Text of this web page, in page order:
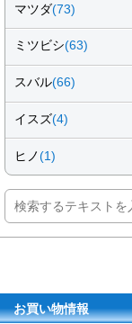
マツダ(73)
ミツビシ(63)
スバル(66)
イスズ(4)
ヒノ(1)
お買い物情報